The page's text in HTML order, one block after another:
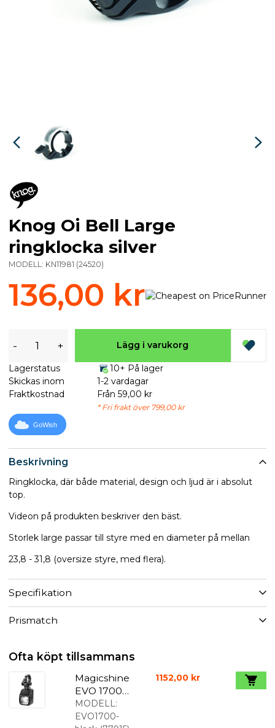
Beskrivning
Ringklocka, där både material, design och ljud är i absolut
top.
Videon på produkten beskriver den bäst.
Storlek large passar till styre med en diameter på mellan
23,8 - 31,8 (oversize styre, med flera).
Specifikation
Prismatch
Knog Oi Bell Large
ringklocka silver
MODELL: KN11981 (24520)
136,00 kr
- + Lägg i varukorg
Lagerstatus
10+ På lager
Skickas inom
1-2 vardagar
Fraktkostnad
Från 59,00 kr
* Fri frakt över 799,00 kr
GoWish
Ofta köpt tillsammans
Magicshine
EVO 1700
cykellampa
1700 lumen
MODELL:
EVO1700-
1152,00 kr